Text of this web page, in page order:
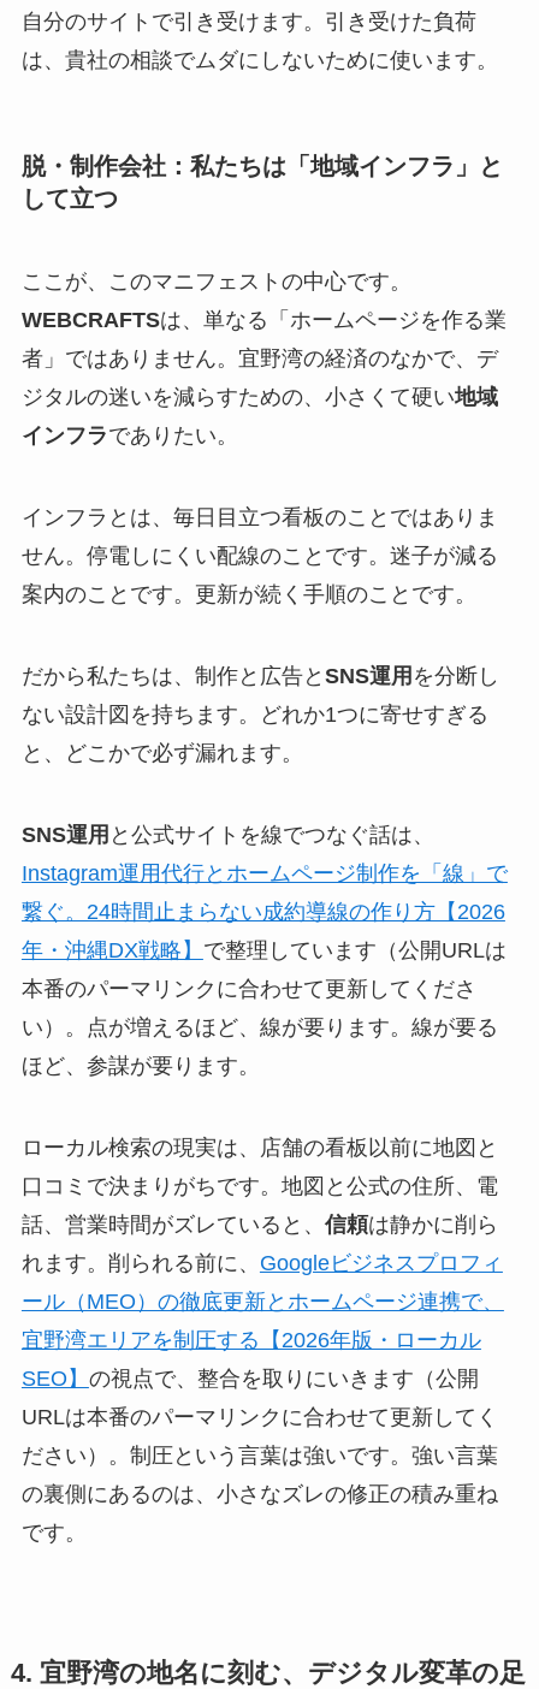
自分のサイトで引き受けます。引き受けた負荷
は、貴社の相談でムダにしないために使います。
脱・制作会社：私たちは「地域インフラ」と
して立つ
ここが、このマニフェストの中心です。
WEBCRAFTSは、単なる「ホームページを作る業
者」ではありません。宜野湾の経済のなかで、デ
ジタルの迷いを減らすための、小さくて硬い地域
インフラでありたい。
インフラとは、毎日目立つ看板のことではありま
せん。停電しにくい配線のことです。迷子が減る
案内のことです。更新が続く手順のことです。
だから私たちは、制作と広告と SNS運用 を分断し
ない設計図を持ちます。どれか1つに寄せすぎる
と、どこかで必ず漏れます。
SNS運用 と公式サイトを線でつなぐ話は、
Instagram運用代行とホームページ制作を「線」で
繋ぐ。24時間止まらない成約導線の作り方【2026
年・沖縄DX戦略】 で整理しています（公開URLは
本番のパーマリンクに合わせて更新してくださ
い）。点が増えるほど、線が要ります。線が要る
ほど、参謀が要ります。
ローカル検索の現実は、店舗の看板以前に地図と
口コミで決まりがちです。地図と公式の住所、電
話、営業時間がズレていると、 信頼は静かに削ら
れます。削られる前に、 Googleビジネスプロフィ
ール（MEO）の徹底更新とホームページ連携で、
宜野湾エリアを制圧する【2026年版・ローカル
SEO】 の視点で、整合を取りにいきます（公開
URLは本番のパーマリンクに合わせて更新してく
ださい）。制圧という言葉は強いです。強い言葉
の裏側にあるのは、小さなズレの修正の積み重ね
です。
4. 宜野湾の地名に刻む、デジタル変革の足